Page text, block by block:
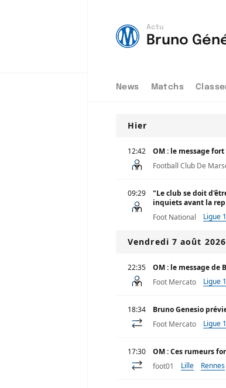
Actu
Bruno
News Matchs
Hier
12:42
OM : le message
Football Club De
09:29
"Le club se doit
inquiets avant la
Foot National
Ligue 1
Vendredi 7 août 2026
22:35
OM : le message de
Foot Mercato
Ligue 1
18:34
Bruno Genesio
Foot Mercato
Ligue 1
17:30
OM : Ces rumeurs
foot01
Lille Rennes